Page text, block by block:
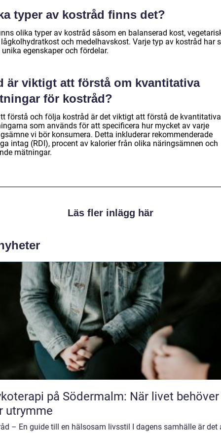
typer av kostråd finns det?
olika typer av kostråd såsom en balanserad kost,
och medelhavskost. Varje typ av kostråd har
unika egenskaper och fördelar.
är viktigt att förstå om kvantitativa
för kostråd?
förstå och följa kostråd är det viktigt att förstå de kvantitativa
som används för att specificera hur mycket av varje
vi bör konsumera. Detta inkluderar rekommenderade
intag (RDI), procent av kalorier från olika näringsämnen och
mätningar.
Läs fler inlägg här
på Södermalm: När livet behöver
utrymme
– En guide till en hälsosam livsstil I dagens samhälle är det